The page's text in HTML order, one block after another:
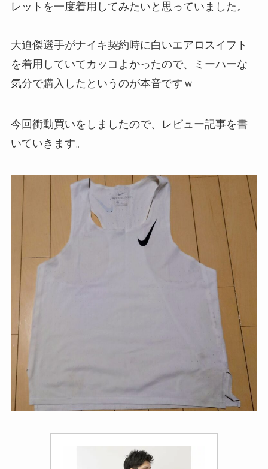
レットを一度着用してみたいと思っていました。
大迫傑選手がナイキ契約時に白いエアロスイフト
を着用していてカッコよかったので、ミーハーな
気分で購入したというのが本音ですｗ
今回衝動買いをしましたので、レビュー記事を書
いていきます。